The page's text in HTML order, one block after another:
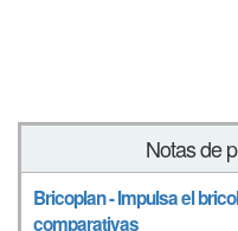
Notas de
Bricoplan - Impulsa el
comparativas